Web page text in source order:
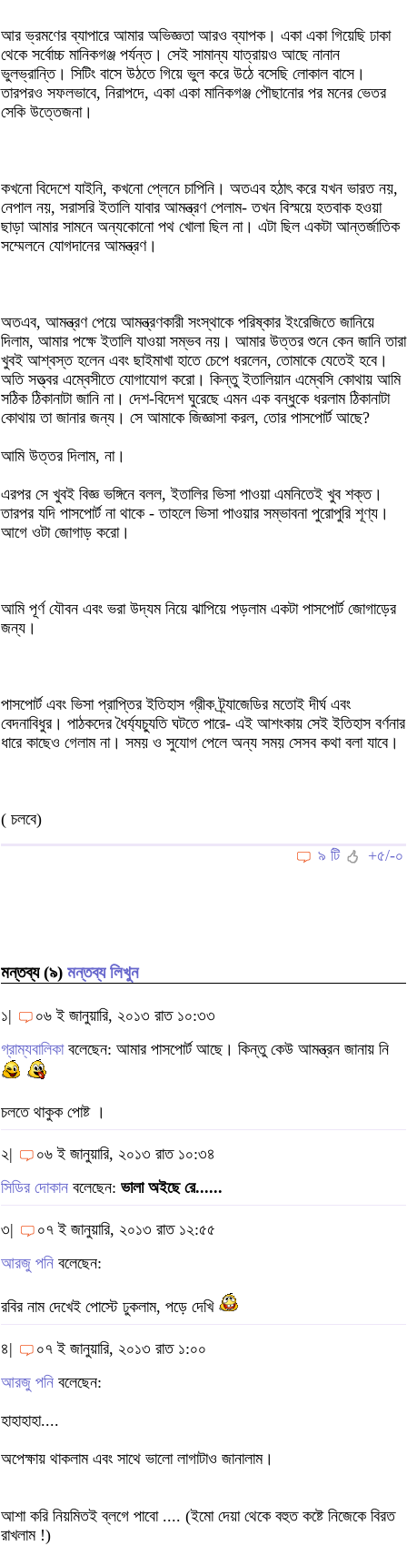
আর ভ্রমণের ব্যাপারে আমার অভিজ্ঞতা আরও ব্যাপক। একা একা গিয়েছি ঢাকা
থেকে সর্বোচ্চ মানিকগঞ্জ পর্যন্ত। সেই সামান্য যাত্রায়ও আছে নানান
ভুলভ্রান্তি। সিটিং বাসে উঠতে গিয়ে ভুল করে উঠে বসেছি লোকাল বাসে।
তারপরও সফলভাবে, নিরাপদে, একা একা মানিকগঞ্জ পৌছানোর পর মনের ভেতর
সেকি উত্তেজনা।
কখনো বিদেশে যাইনি, কখনো প্লেনে চাপিনি। অতএব হঠাৎ করে যখন ভারত নয়,
নেপাল নয়, সরাসরি ইতালি যাবার আমন্ত্রণ পেলাম- তখন বিস্ময়ে হতবাক হওয়া
ছাড়া আমার সামনে অন্যকোনো পথ খোলা ছিল না। এটা ছিল একটা আন্তর্জাতিক
সম্মেলনে যোগদানের আমন্ত্রণ।
অতএব, আমন্ত্রণ পেয়ে আমন্ত্রণকারী সংস্থাকে পরিষ্কার ইংরেজিতে জানিয়ে
দিলাম, আমার পক্ষে ইতালি যাওয়া সম্ভব নয়। আমার উত্তর শুনে কেন জানি তারা
খুবই আশ্বস্ত হলেন এবং ছাইমাখা হাতে চেপে ধরলেন, তোমাকে যেতেই হবে।
অতি সত্ত্বর এম্বেসীতে যোগাযোগ করো। কিন্তু ইতালিয়ান এম্বেসি কোথায় আমি
সঠিক ঠিকানাটা জানি না। দেশ-বিদেশ ঘুরেছে এমন এক বন্ধুকে ধরলাম ঠিকানাটা
কোথায় তা জানার জন্য। সে আমাকে জিজ্ঞাসা করল, তোর পাসপোর্ট আছে?
আমি উত্তর দিলাম, না।
এরপর সে খুবই বিজ্ঞ ভঙ্গিনে বলল, ইতালির ভিসা পাওয়া এমনিতেই খুব শক্ত।
তারপর যদি পাসপোর্ট না থাকে - তাহলে ভিসা পাওয়ার সম্ভাবনা পুরোপুরি শূণ্য।
আগে ওটা জোগাড় করো।
আমি পূর্ণ যৌবন এবং ভরা উদ্যম নিয়ে ঝাপিয়ে পড়লাম একটা পাসপোর্ট জোগাড়ের
জন্য।
পাসপোর্ট এবং ভিসা প্রাপ্তির ইতিহাস গ্রীক ট্র্যাজেডির মতোই দীর্ঘ এবং
বেদনাবিধুর। পাঠকদের ধৈর্য্যচ্যুতি ঘটতে পারে- এই আশংকায় সেই ইতিহাস বর্ণনার
ধারে কাছেও গেলাম না। সময় ও সুযোগ পেলে অন্য সময় সেসব কথা বলা যাবে।
( চলবে)
৯ টি
+৫/-০
মন্তব্য (৯) মন্তব্য লিখুন
১|
০৬ ই জানুয়ারি, ২০১৩ রাত ১০:৩৩
গ্রাম্যবালিকাবলেছেন: আমার পাসপোর্ট আছে। কিন্তু কেউ আমন্ত্রন জানায় নি
চলতে থাকুক পোষ্ট ।
২|
০৬ ই জানুয়ারি, ২০১৩ রাত ১০:৩৪
সিডির দোকান বলেছেন: ভালা অইছে রে......
৩|
০৭ ই জানুয়ারি, ২০১৩ রাত ১২:৫৫
আরজু পনি বলেছেন:
রবির নাম দেখেই পোস্টে ঢুকলাম, পড়ে দেখি
৪|
০৭ ই জানুয়ারি, ২০১৩ রাত ১:০০
আরজু পনি বলেছেন:
হাহাহাহা....
অপেক্ষায় থাকলাম এবং সাথে ভালো লাগাটাও জানালাম।
আশা করি নিয়মিতই ব্লগে পাবো .... (ইমো দেয়া থেকে বহুত কষ্টে নিজেকে বিরত
রাখলাম !)